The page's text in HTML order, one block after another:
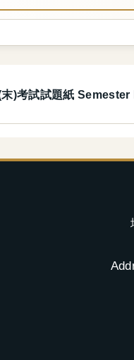
末)考試試題紙